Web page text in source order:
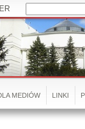
MEDIÓW LINKI